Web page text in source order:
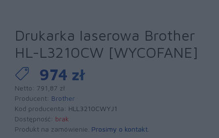
Drukarka laserowa Brother
HL-L3210CW [WYCOFANE]
974 zł
Netto: 791,87 zł
Producent: Brother
Kod producenta: HLL3210CWYJ1
Dostępność: brak
Produkt na zamówienie. Prosimy o kontakt